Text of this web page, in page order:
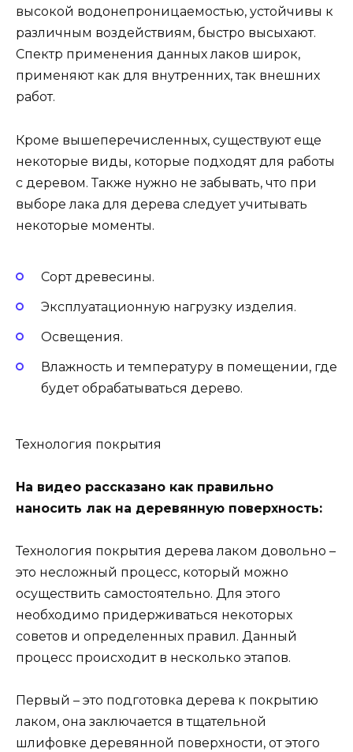
высокой водонепроницаемостью, устойчивы к
различным воздействиям, быстро высыхают.
Спектр применения данных лаков широк,
применяют как для внутренних, так внешних
работ.
Кроме вышеперечисленных, существуют еще
некоторые виды, которые подходят для работы
с деревом. Также нужно не забывать, что при
выборе лака для дерева следует учитывать
некоторые моменты.
Сорт древесины.
Эксплуатационную нагрузку изделия.
Освещения.
Влажность и температуру в помещении, где
будет обрабатываться дерево.
Технология покрытия
На видео рассказано как правильно
наносить лак на деревянную поверхность:
Технология покрытия дерева лаком довольно –
это несложный процесс, который можно
осуществить самостоятельно. Для этого
необходимо придерживаться некоторых
советов и определенных правил. Данный
процесс происходит в несколько этапов.
Первый – это подготовка дерева к покрытию
лаком, она заключается в тщательной
шлифовке деревянной поверхности, от этого